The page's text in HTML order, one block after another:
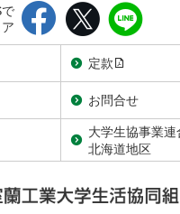
定款
お問合せ
大学生協事業連
北海道地区